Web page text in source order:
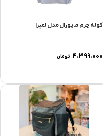
کوله چرم مایورال مدل لمیرا
۴.۳۹۹.۰۰۰ تومان